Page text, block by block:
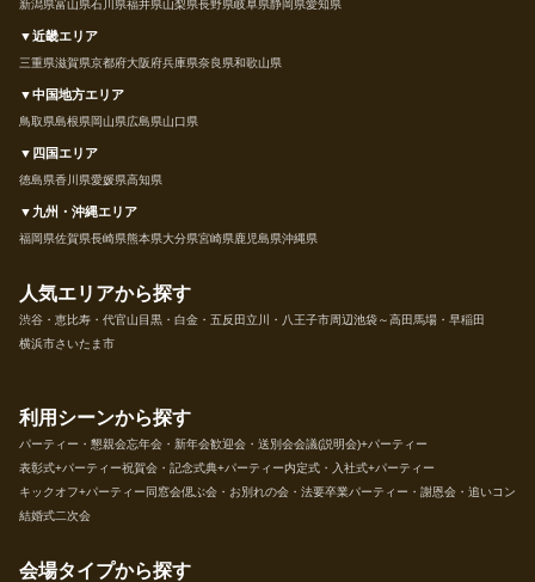
新潟県富山県石川県福井県山梨県長野県岐阜県静岡県愛知県
▼近畿エリア
三重県滋賀県京都府大阪府兵庫県奈良県和歌山県
▼中国地方エリア
鳥取県島根県岡山県広島県山口県
▼四国エリア
徳島県香川県愛媛県高知県
▼九州・沖縄エリア
福岡県佐賀県長崎県熊本県大分県宮崎県鹿児島県沖縄県
人気エリアから探す
渋谷・恵比寿・代官山目黒・白金・五反田立川・八王子市周辺池袋～高田馬場・早稲田
横浜市さいたま市
利用シーンから探す
パーティー・懇親会忘年会・新年会歓迎会・送別会会議(説明会)+パーティー
表彰式+パーティー祝賀会・記念式典+パーティー内定式・入社式+パーティー
キックオフ+パーティー 同窓会偲ぶ会・お別れの会・法要卒業パーティー・謝恩会・追いコン
結婚式二次会
会場タイプから探す